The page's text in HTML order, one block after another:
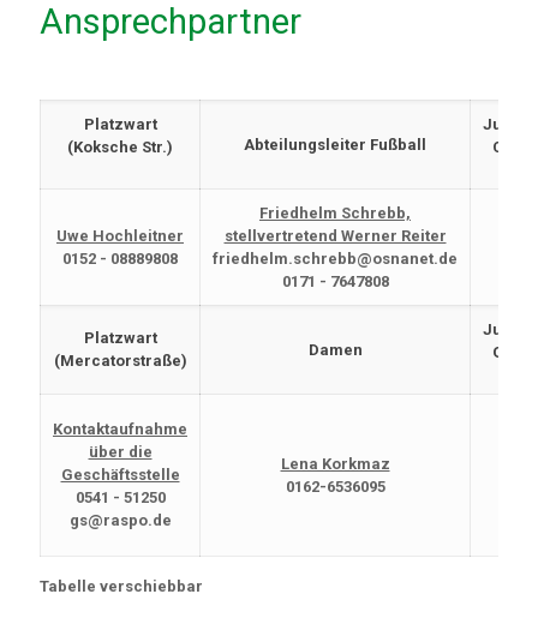
Ansprechpartner
Platzwart
(Koksche Str.)
Abteilungsleiter Fußball
C bis
Uwe Hochleitner
0152 - 08889808
Friedhelm Schrebb,
stellvertretend Werner Reiter
friedhelm.schrebb@osnanet.de
0171 - 7647808
Platzwart
(Mercatorstraße)
Damen
G bis
Kontaktaufnahme
über die
Geschäftsstelle
0541 - 51250
gs@raspo.de
Lena Korkmaz
0162-6536095
Tabelle verschiebbar